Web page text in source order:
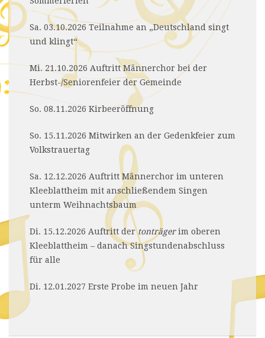
Sa. 03.10.2026 Teilnahme an „Deutschland singt
und klingt“
Mi. 21.10.2026 Auftritt Männerchor bei der
Herbst-/Seniorenfeier der Gemeinde
So. 08.11.2026 Kirbeeröffnung
So. 15.11.2026 Mitwirken an der Gedenkfeier zum
Volkstrauertag
Sa. 12.12.2026 Auftritt Männerchor im unteren
Kleeblattheim mit anschließendem Singen
unterm Weihnachtsbaum
Di. 15.12.2026 Auftritt dertonträgerim oberen
Kleeblattheim – danach Singstundenabschluss
für alle
Di. 12.01.2027 Erste Probe im neuen Jahr